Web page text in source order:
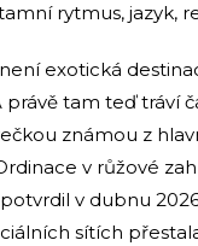
rytmus, jazyk,
exotická
tam teď tráví
známou z
v růžové
v dubnu
sítích